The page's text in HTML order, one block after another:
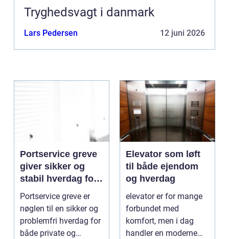
Tryghedsvagt i danmark
Lars Pedersen 12 juni 2026
Portservice greve
giver sikker og
stabil hverdag for
porte
Portservice greve er
nøglen til en sikker og
problemfri hverdag for
både private og
Elevator som løft
til både ejendom
og hverdag
elevator er for mange
forbundet med
komfort, men i dag
handler en moderne